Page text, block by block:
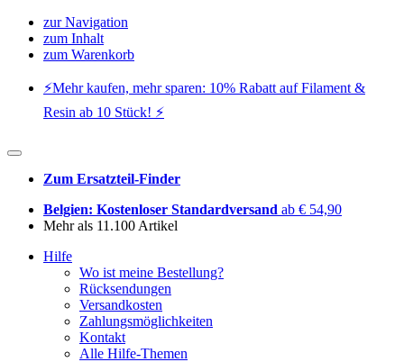
zur Navigation
zum Inhalt
zum Warenkorb
⚡️Mehr kaufen, mehr sparen: 10% Rabatt auf Filament &
Resin ab 10 Stück! ⚡️
Zum Ersatzteil-Finder
Belgien: Kostenloser Standardversand ab € 54,90
Mehr als 11.100 Artikel
Hilfe
Wo ist meine Bestellung?
Rücksendungen
Versandkosten
Zahlungsmöglichkeiten
Kontakt
Alle Hilfe-Themen